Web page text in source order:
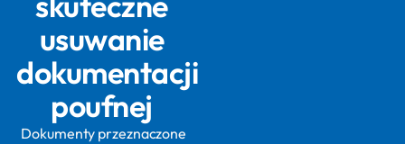
usuwanie
dokumentacji
poufnej
Dokumenty przeznaczone